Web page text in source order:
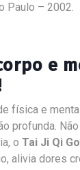
Paulo – 2002.
e
física e
profunda.
o Tai Ji Qi
alivia dores